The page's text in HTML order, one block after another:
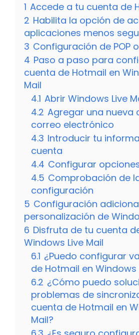
1 Accede a tu cuenta de
2 Habilita la opción de
aplicaciones menos
3 Configuración de POP o
4 Paso a paso para
cuenta de Hotmail en
Mail
4.1 Abrir Windows Live
4.2 Agregar una nueva
correo electrónico
4.3 Introducir tu
cuenta
4.4 Configurar
4.5 Comprobación de
configuración
5 Configuración
personalización de
6 Disfruta de tu cuenta
Windows Live Mail
6.1 ¿Puedo configurar
de Hotmail en Windows
6.2 ¿Cómo puedo
problemas de
cuenta de Hotmail en
Mail?